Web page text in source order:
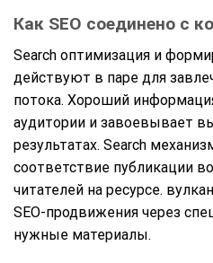
Как SEO соединено с
Search оптимизация и
действуют в паре для
потока. Хороший
аудитории и завоевывает
результатах. Search
соответствие публикации
читателей на ресурсе.
SEO-продвижения через
нужные материалы.